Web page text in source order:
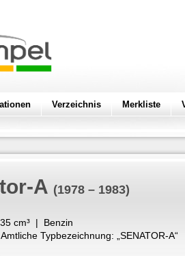
Verzeichnis Merkliste
A (1978 – 1983)
cm³ | Benzin
Typbezeichnung: „ SENATOR-A“